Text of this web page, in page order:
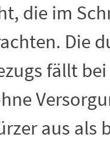
die im
Die
fällt
aus als